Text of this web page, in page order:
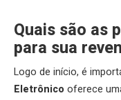
Quais são as
para sua
Logo de início, é
Eletrônico oferece